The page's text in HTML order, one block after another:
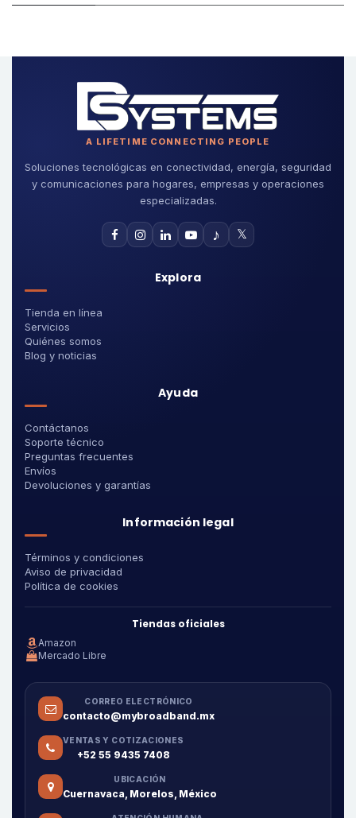
A LIFETIME CONNECTING PEOPLE
Soluciones tecnológicas en conectividad, energía, seguridad
y comunicaciones para hogares, empresas y operaciones
especializadas.
♪ 𝕏
Explora
Tienda en línea
Servicios
Quiénes somos
Blog y noticias
Ayuda
Contáctanos
Soporte técnico
Preguntas frecuentes
Envíos
Devoluciones y garantías
Información legal
Términos y condiciones
Aviso de privacidad
Política de cookies
Tiendas oficiales
Amazon
Mercado Libre
CORREO ELECTRÓNICO
contacto@mybroadband.mx
VENTAS Y COTIZACIONES
+52 55 9435 7408
UBICACIÓN
Cuernavaca, Morelos, México